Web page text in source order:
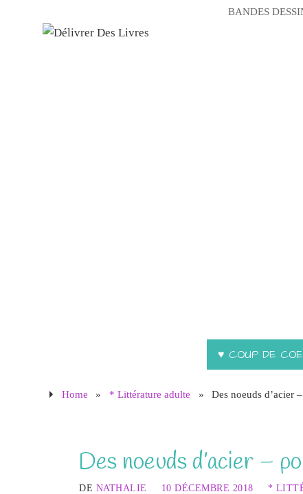
BANDES
♥ COUP DE
Home » * Littérature adulte » Des noeuds d’acier
Des noeuds d’acier –
DE NATHALIE 10 DÉCEMBRE 2018 *